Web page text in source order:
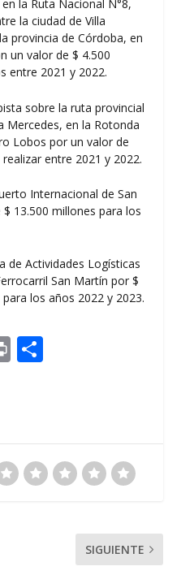
la Ruta Nacional N°8,
la ciudad de Villa
provincia de Córdoba, en
un valor de $ 4.500
entre 2021 y 2022.
sobre la ruta provincial
Mercedes, en la Rotonda
Lobos por un valor de
entre 2021 y 2022.
Internacional de San
13.500 millones para los
de Actividades Logísticas
San Martín por $
los años 2022 y 2023.
Pr
in
ar
ti
SIGUIENTE